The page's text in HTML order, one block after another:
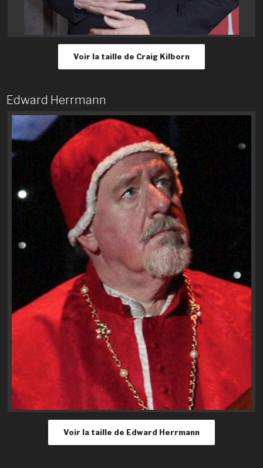
Voir la taille de Craig Kilborn
Edward Herrmann
Voir la taille de Edward Herrmann